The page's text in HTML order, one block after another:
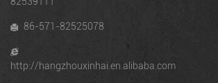
86-571-82525078
http://hangzhouxinhai.en.alibaba.com